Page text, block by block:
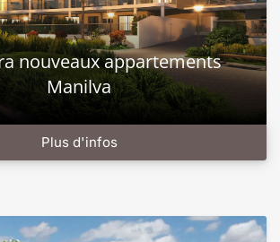
nouveaux appartements
Manilva
Plus d'infos